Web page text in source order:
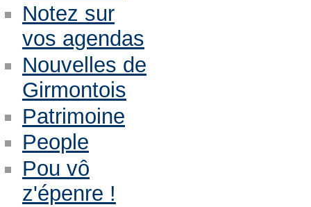
Notez sur
vos agendas
Nouvelles de
Girmontois
Patrimoine
People
Pou vô
z'épenre !